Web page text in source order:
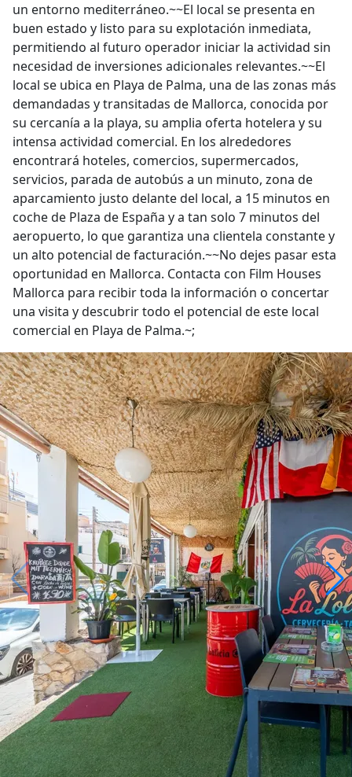
un entorno mediterráneo.~~El local se presenta en
buen estado y listo para su explotación inmediata,
permitiendo al futuro operador iniciar la actividad sin
necesidad de inversiones adicionales relevantes.~~El
local se ubica en Playa de Palma, una de las zonas más
demandadas y transitadas de Mallorca, conocida por
su cercanía a la playa, su amplia oferta hotelera y su
intensa actividad comercial. En los alrededores
encontrará hoteles, comercios, supermercados,
servicios, parada de autobús a un minuto, zona de
aparcamiento justo delante del local, a 15 minutos en
coche de Plaza de España y a tan solo 7 minutos del
aeropuerto, lo que garantiza una clientela constante y
un alto potencial de facturación.~~No dejes pasar esta
oportunidad en Mallorca. Contacta con Film Houses
Mallorca para recibir toda la información o concertar
una visita y descubrir todo el potencial de este local
comercial en Playa de Palma.~;